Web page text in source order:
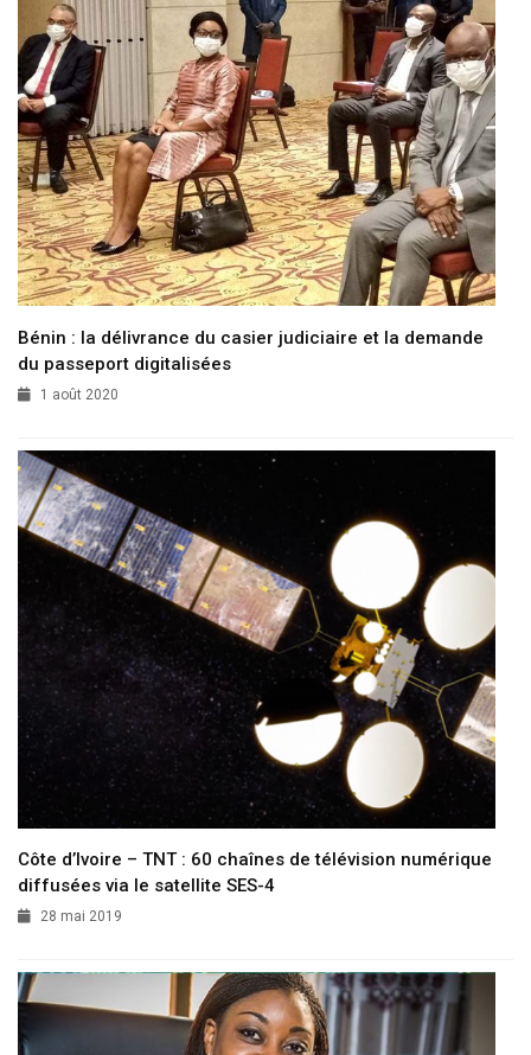
Bénin : la délivrance du casier judiciaire et la demande
du passeport digitalisées
1 août 2020
Côte d’Ivoire – TNT : 60 chaînes de télévision numérique
diffusées via le satellite SES-4
28 mai 2019